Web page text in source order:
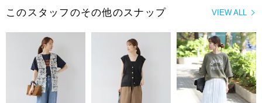
VIEW ALL
このスタッフのその他のスナップ